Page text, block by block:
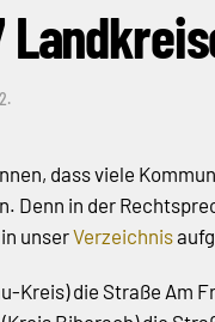
.
dass viele
Denn in der
unserVerzeichnis
Kreis) die Straße Am